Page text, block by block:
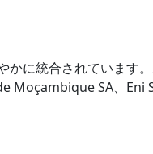
かに統合されています
SA、Eni